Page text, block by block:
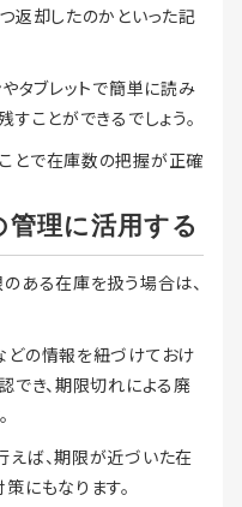
返却したのかといった記
タブレットで簡単に読み
ことができるでしょう。
とで在庫数の把握が正確
管理に活用する
ある在庫を扱う場合は、
の情報を紐づけておけ
でき、期限切れによる廃
えば、期限が近づいた在
にもなります。